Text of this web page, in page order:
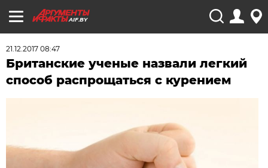
AIF.BY
21.12.2017 08:47
Британские ученые назвали легкий
способ распрощаться с курением